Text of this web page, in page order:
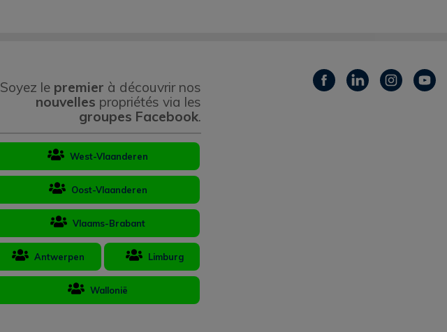
Soyez le premier à découvrir nos
nouvelles propriétés via les
groupes Facebook.
West-Vlaanderen
Oost-Vlaanderen
Vlaams-Brabant
Antwerpen Limburg
Wallonië